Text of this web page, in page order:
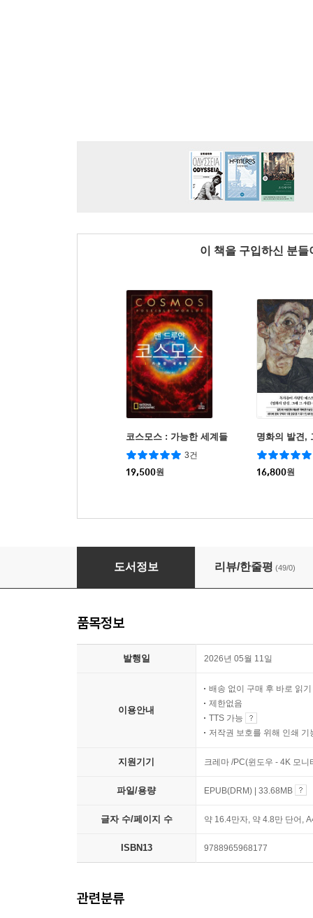
이 책을 구입하신 분
코스모스 : 가능한 세계들
3건
19,500원
명화의 발견,
16,800원
코스모스를 넘어
도서정보 리뷰/한줄평 (49/0)
품목정보
발행일 2026년 05월 11일
이용안내
배송 없이 구매 후 바로 읽기
제한없음
TTS 가능
저작권 보호를 위해 인쇄 기
지원기기 크레마 /PC(윈도우 - 4K 모
파일/용량 EPUB(DRM) | 33.68MB
글자 수/페이지 수 약 16.4만자, 약 4.8만 단어,
ISBN13 9788965968177
관련분류